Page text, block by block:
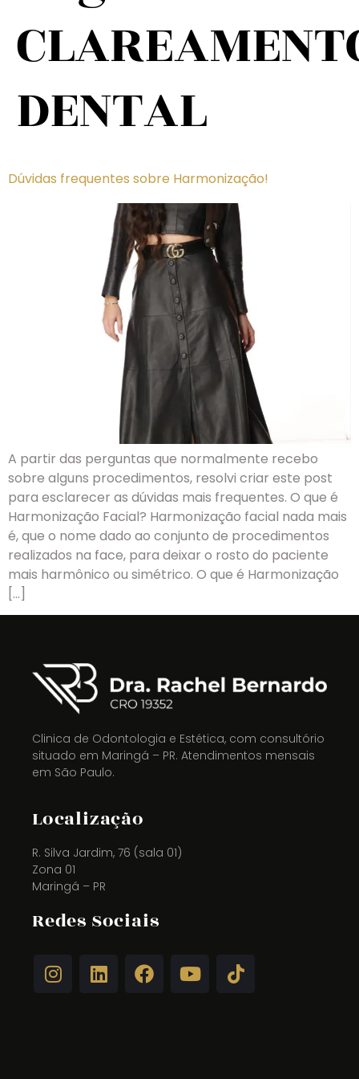
DENTAL
Dúvidas frequentes sobre Harmonização!
A partir das perguntas que normalmente recebo
sobre alguns procedimentos, resolvi criar este post
para esclarecer as dúvidas mais frequentes. O que é
Harmonização Facial? Harmonização facial nada mais
é, que o nome dado ao conjunto de procedimentos
realizados na face, para deixar o rosto do paciente
mais harmônico ou simétrico. O que é Harmonização
[…]
Clinica de Odontologia e Estética, com consultório
situado em Maringá – PR. Atendimentos mensais
em São Paulo.
Localização
R. Silva Jardim, 76 (sala 01)
Zona 01
Maringá – PR
Redes Sociais